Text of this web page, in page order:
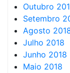
Outubro
Setembro
Agosto
Julho 2018
Junho 2018
Maio 2018